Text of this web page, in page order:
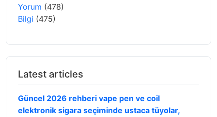
Yorum (478)
Bilgi (475)
Latest articles
Güncel 2026 rehberi vape pen ve coil
elektronik sigara seçiminde ustaca tüyolar,